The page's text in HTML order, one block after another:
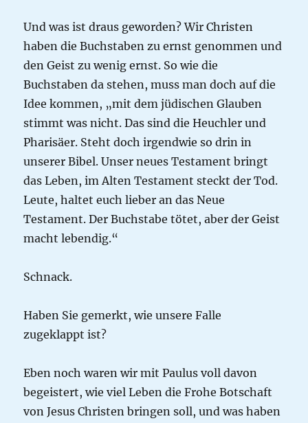
Und was ist draus geworden? Wir Christen
haben die Buchstaben zu ernst genommen und
den Geist zu wenig ernst. So wie die
Buchstaben da stehen, muss man doch auf die
Idee kommen, „mit dem jüdischen Glauben
stimmt was nicht. Das sind die Heuchler und
Pharisäer. Steht doch irgendwie so drin in
unserer Bibel. Unser neues Testament bringt
das Leben, im Alten Testament steckt der Tod.
Leute, haltet euch lieber an das Neue
Testament. Der Buchstabe tötet, aber der Geist
macht lebendig.“
Schnack.
Haben Sie gemerkt, wie unsere Falle
zugeklappt ist?
Eben noch waren wir mit Paulus voll davon
begeistert, wie viel Leben die Frohe Botschaft
von Jesus Christen bringen soll, und was haben